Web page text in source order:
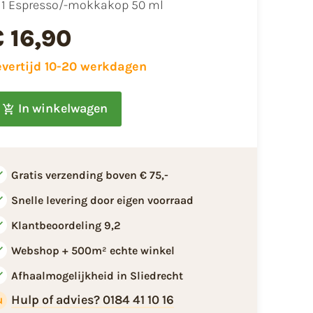
1 Espresso/-mokkakop 50 ml
16,90
10-20 werkdagen
In winkelwagen
Gratis verzending boven € 75,-
Snelle levering door eigen voorraad
Klantbeoordeling 9,2
Webshop + 500m² echte winkel
Afhaalmogelijkheid in Sliedrecht
Hulp of advies? 0184 41 10 16